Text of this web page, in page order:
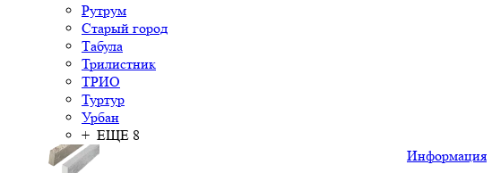
Рутрум
Старый город
Табула
Трилистник
ТРИО
Туртур
Урбан
+ ЕЩЕ 8
Информация